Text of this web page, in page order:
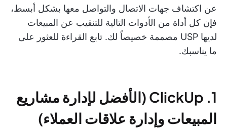
عن اكتشاف جهات الاتصال والتواصل معها بشكل أبسط،
فإن كل أداة من الأدوات التالية للتنقيب عن المبيعات
لديها USP مصممة خصيصاً لك. تابع القراءة للعثور على
ما يناسبك.
1. ClickUp (الأفضل لإدارة مشاريع
المبيعات وإدارة علاقات العملاء)